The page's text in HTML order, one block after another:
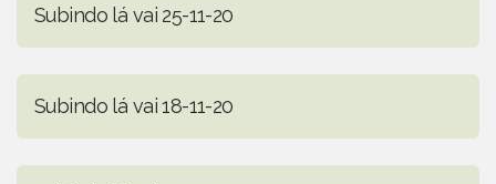
Subindo lá vai 25-11-20
Subindo lá vai 18-11-20